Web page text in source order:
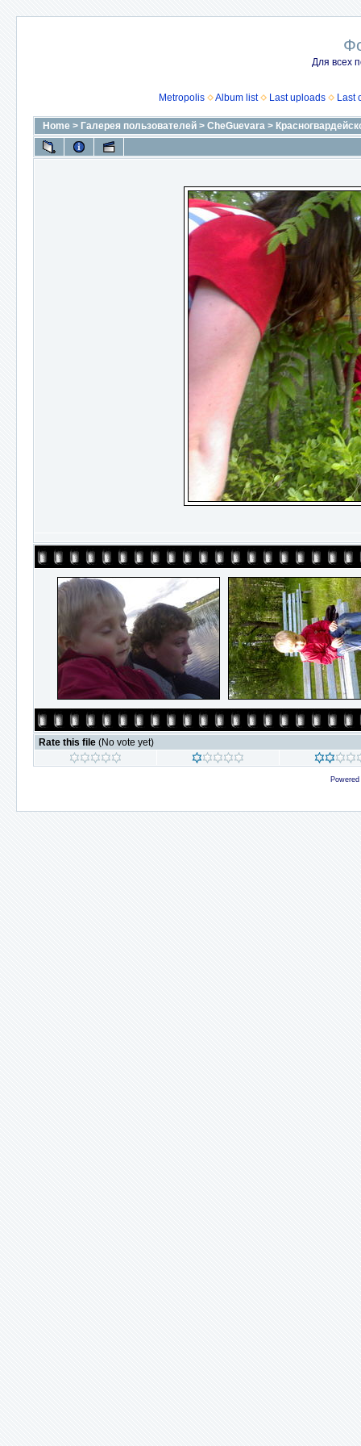
Для всех
Metropolis Album list Last uploads Last
Home > Галерея пользователей > CheGuevara >
Rate this file (No vote yet)